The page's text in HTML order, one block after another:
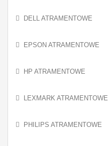
DELL ATRAMENTOWE
EPSON ATRAMENTOWE
HP ATRAMENTOWE
LEXMARK ATRAMENTOWE
PHILIPS ATRAMENTOWE